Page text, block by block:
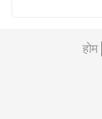
अपशिष्टहोम